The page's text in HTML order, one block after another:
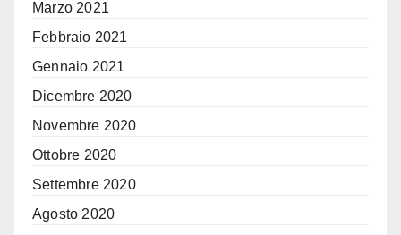
Marzo 2021
Febbraio 2021
Gennaio 2021
Dicembre 2020
Novembre 2020
Ottobre 2020
Settembre 2020
Agosto 2020